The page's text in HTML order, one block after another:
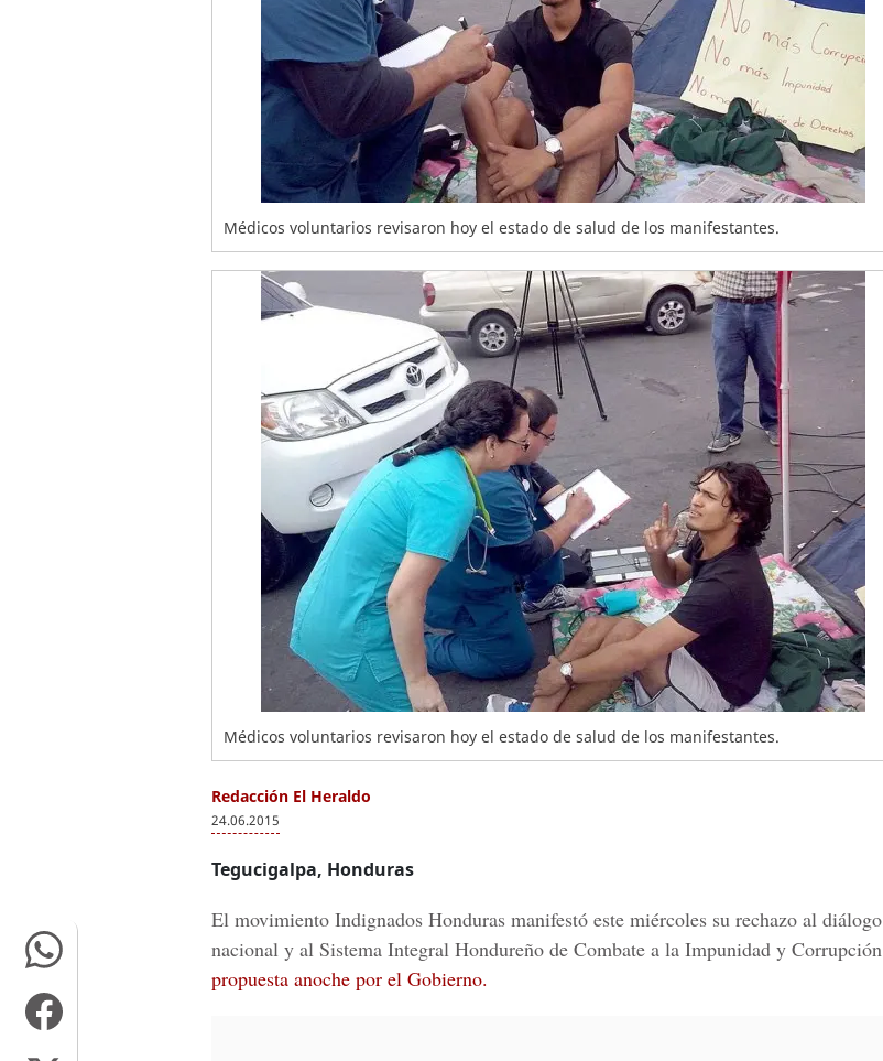
Médicos voluntarios revisaron hoy el estado de salud de los manifestantes.
Médicos voluntarios revisaron hoy el estado de salud de los manifestantes.
Redacción El Heraldo
24.06.2015
Tegucigalpa, Honduras
El movimiento Indignados Honduras manifestó este miércoles su rechazo al diálogo
nacional y al Sistema Integral Hondureño de Combate a la Impunidad y Corrupción
propuesta anoche por el Gobierno.